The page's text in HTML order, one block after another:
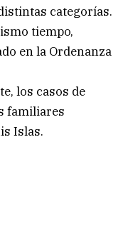
categorías.
tiempo,
en la Ordenanza
los casos de
familiares
Islas.